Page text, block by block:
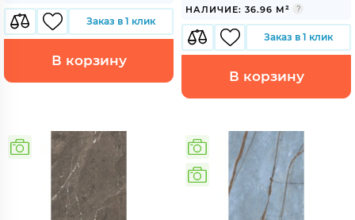
Заказ в 1 клик
В корзину
НАЛИЧИЕ: 36.96 М²
Заказ в 1 клик
В корзину